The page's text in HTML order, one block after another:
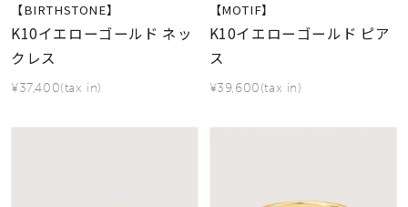
【BIRTHSTONE】
K10イエローゴールド ネッ
クレス
¥37,400(tax in)
【MOTIF】
K10イエローゴールド ピア
ス
¥39,600(tax in)